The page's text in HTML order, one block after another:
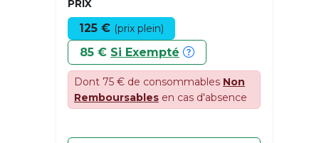
PRIX
125 € (prix plein)
85 € Si Exempté
Dont 75 € de consommables Non
Remboursables en cas d'absence